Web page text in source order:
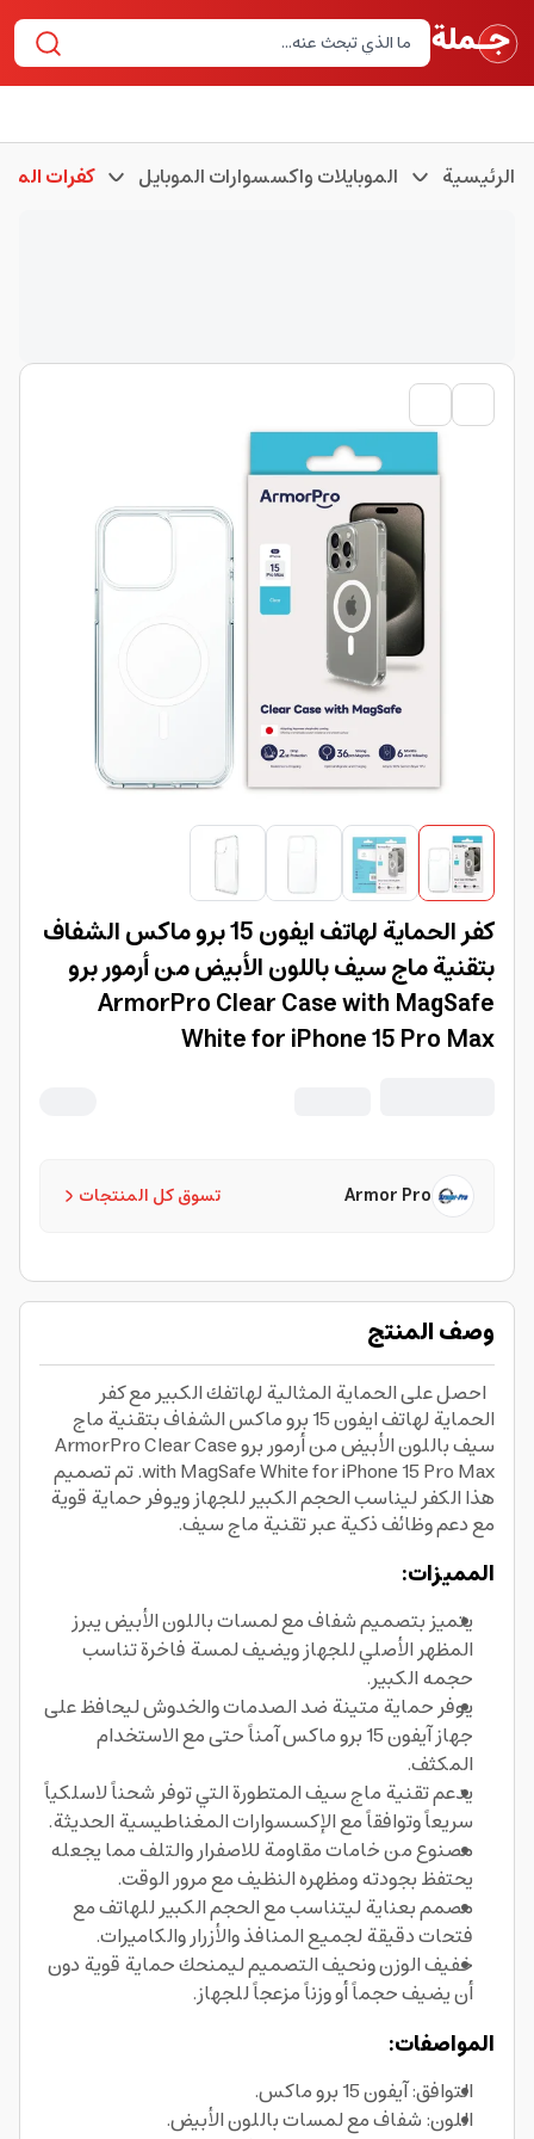
الرئيسية الموبايلات واكسسوارات الموبايل كفرات
كفر الحماية لهاتف ايفون 15 برو ماكس الشفاف
بتقنية ماج سيف باللون الأبيض من أرمور برو
ArmorPro Clear Case with MagSafe
White for iPhone 15 Pro Max
تسوق كل المنتجات Armor Pro
وصف المنتج
احصل على الحماية المثالية لهاتفك الكبير مع كفر
الحماية لهاتف ايفون 15 برو ماكس الشفاف بتقنية ماج
سيف باللون الأبيض من أرمور برو ArmorPro Clear Case
with MagSafe White for iPhone 15 Pro Max. تم تصميم
هذا الكفر ليناسب الحجم الكبير للجهاز ويوفر حماية قوية
مع دعم وظائف ذكية عبر تقنية ماج سيف.
المميزات:
يتميز بتصميم شفاف مع لمسات باللون الأبيض يبرز
المظهر الأصلي للجهاز ويضيف لمسة فاخرة تناسب
حجمه الكبير.
يوفر حماية متينة ضد الصدمات والخدوش ليحافظ على
جهاز آيفون 15 برو ماكس آمناً حتى مع الاستخدام
المكثف.
يدعم تقنية ماج سيف المتطورة التي توفر شحناً لاسلكياً
سريعاً وتوافقاً مع الإكسسوارات المغناطيسية الحديثة.
مصنوع من خامات مقاومة للاصفرار والتلف مما يجعله
يحتفظ بجودته ومظهره النظيف مع مرور الوقت.
مصمم بعناية ليتناسب مع الحجم الكبير للهاتف مع
فتحات دقيقة لجميع المنافذ والأزرار والكاميرات.
خفيف الوزن ونحيف التصميم ليمنحك حماية قوية دون
أن يضيف حجماً أو وزناً مزعجاً للجهاز.
المواصفات:
التوافق: آيفون 15 برو ماكس.
اللون: شفاف مع لمسات باللون الأبيض.